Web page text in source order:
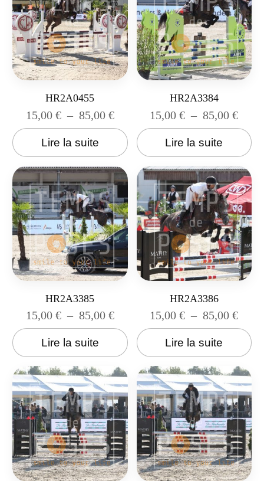
HR2A0455
15,00 € – 85,00 €
Lire la suite
HR2A3384
15,00€ – 85,00€
Lire la suite
HR2A3385
15,00 € – 85,00 €
Lire la suite
HR2A3386
15,00€ – 85,00€
Lire la suite